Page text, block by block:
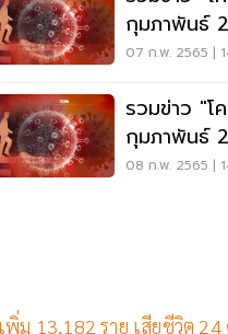
กุมภาพันธ์
07 ก.พ. 2565 |
รวมข่าว "โ
กุมภาพันธ์
08 ก.พ. 2565 |
ม 13,182 ราย เสียชีวิต 24